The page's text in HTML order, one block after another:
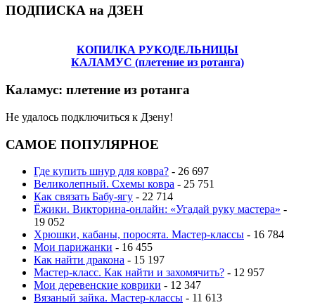
ПОДПИСКА на ДЗЕН
КОПИЛКА РУКОДЕЛЬНИЦЫ
КАЛАМУС (плетение из ротанга)
Каламус: плетение из ротанга
Не удалось подключиться к Дзену!
САМОЕ ПОПУЛЯРНОЕ
Где купить шнур для ковра? - 26 697
Великолепный. Схемы ковра - 25 751
Как связать Бабу-ягу - 22 714
Ёжики. Викторина-онлайн: «Угадай руку мастера» -
19 052
Хрюшки, кабаны, поросята. Мастер-классы - 16 784
Мои парижанки - 16 455
Как найти дракона - 15 197
Мастер-класс. Как найти и захомячить? - 12 957
Мои деревенские коврики - 12 347
Вязаный зайка. Мастер-классы - 11 613